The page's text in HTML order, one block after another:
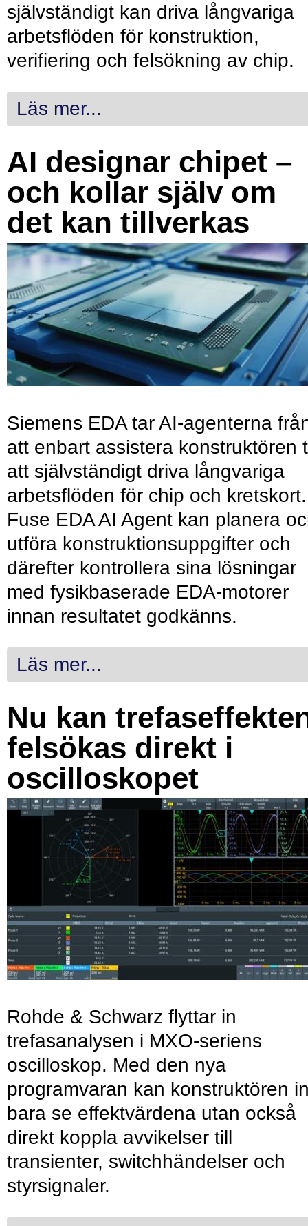
självständigt kan driva långvariga
arbetsflöden för konstruktion,
verifiering och felsökning av chip.
Läs mer...
AI designar chipet –
och kollar själv om
det kan tillverkas
Siemens EDA tar AI-agenterna
att enbart assistera konstruktören
att självständigt driva långvariga
arbetsflöden för chip och kretskort.
Fuse EDA AI Agent kan planera
utföra konstruktionsuppgifter och
därefter kontrollera sina lösningar
med fysikbaserade EDA-motorer
innan resultatet godkänns.
Läs mer...
Nu kan
felsökas direkt i
oscilloskopet
Rohde & Schwarz flyttar in
trefasanalysen i MXO-seriens
oscilloskop. Med den nya
programvaran kan konstruktören
bara se effektvärdena utan också
direkt koppla avvikelser till
transienter, switchhändelser och
styrsignaler.